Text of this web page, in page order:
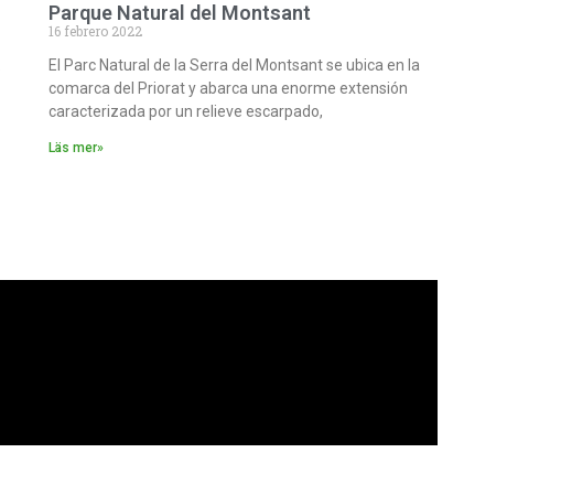
Parque Natural del Montsant
16 febrero 2022
El Parc Natural de la Serra del Montsant se ubica en la
comarca del Priorat y abarca una enorme extensión
caracterizada por un relieve escarpado,
Läs mer»